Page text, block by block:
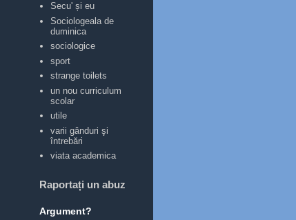
Secu' și eu
Sociologeala de
duminica
sociologice
sport
strange toilets
un nou curriculum
scolar
utile
varii gânduri şi
întrebări
viata academica
Raportați un abuz
Argument?